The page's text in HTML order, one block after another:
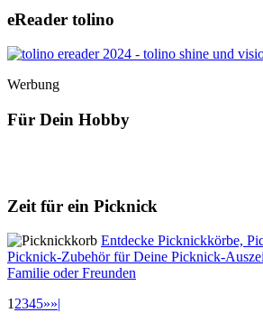
eReader tolino
Werbung
Für Dein Hobby
Zeit für ein Picknick
Entdecke Picknickkörbe,
Picknick-Zubehör für Deine Picknick-
Familie oder Freunden
1 2345»»|